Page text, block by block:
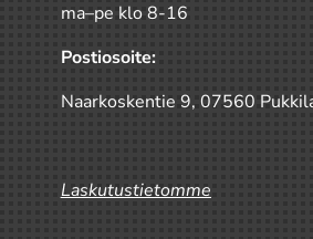
ma–pe klo 8-16
Postiosoite:
Naarkoskentie 9, 07560
Laskutustietomme